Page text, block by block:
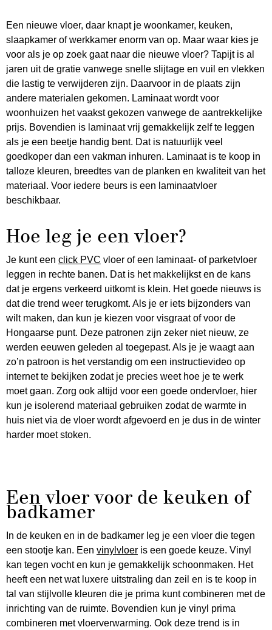
Een nieuwe vloer, daar knapt je woonkamer, keuken,
slaapkamer of werkkamer enorm van op. Maar waar kies je
voor als je op zoek gaat naar die nieuwe vloer? Tapijt is al
jaren uit de gratie vanwege snelle slijtage en vuil en vlekken
die lastig te verwijderen zijn. Daarvoor in de plaats zijn
andere materialen gekomen. Laminaat wordt voor
woonhuizen het vaakst gekozen vanwege de aantrekkelijke
prijs. Bovendien is laminaat vrij gemakkelijk zelf te leggen
als je een beetje handig bent. Dat is natuurlijk veel
goedkoper dan een vakman inhuren. Laminaat is te koop in
talloze kleuren, breedtes van de planken en kwaliteit van het
materiaal. Voor iedere beurs is een laminaatvloer
beschikbaar.
Hoe leg je een vloer?
Je kunt een click PVC vloer of een laminaat- of parketvloer
leggen in rechte banen. Dat is het makkelijkst en de kans
dat je ergens verkeerd uitkomt is klein. Het goede nieuws is
dat die trend weer terugkomt. Als je er iets bijzonders van
wilt maken, dan kun je kiezen voor visgraat of voor de
Hongaarse punt. Deze patronen zijn zeker niet nieuw, ze
werden eeuwen geleden al toegepast. Als je je waagt aan
zo’n patroon is het verstandig om een instructievideo op
internet te bekijken zodat je precies weet hoe je te werk
moet gaan. Zorg ook altijd voor een goede ondervloer, hier
kun je isolerend materiaal gebruiken zodat de warmte in
huis niet via de vloer wordt afgevoerd en je dus in de winter
harder moet stoken.
Een vloer voor de keuken of
badkamer
In de keuken en in de badkamer leg je een vloer die tegen
een stootje kan. Een vinylvloer is een goede keuze. Vinyl
kan tegen vocht en kun je gemakkelijk schoonmaken. Het
heeft een net wat luxere uitstraling dan zeil en is te koop in
tal van stijlvolle kleuren die je prima kunt combineren met de
inrichting van de ruimte. Bovendien kun je vinyl prima
combineren met vloerverwarming. Ook deze trend is in